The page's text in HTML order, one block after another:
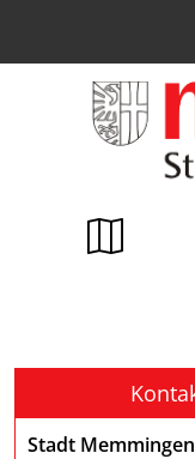
Stadt Memmingen